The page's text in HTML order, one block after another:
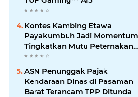
Kontes Kambing Etawa
Payakumbuh Jadi Momentum
Tingkatkan Mutu Peternakan
Lokal
ASN Penunggak Pajak
Kendaraan Dinas di Pasaman
Barat Terancam TPP Ditunda